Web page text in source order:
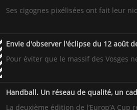
Ses cigognes pixélisées ont fait leur
Envie d'observer l'éclipse du 12 août
Pour éviter que le massif des Vosges
Handball. Un réseau de qualité, un
La deuxième édition de l’Europ’A